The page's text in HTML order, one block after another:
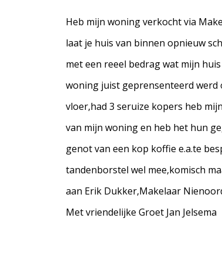
Heb mijn woning verkocht via
laat je huis van binnen opnieuw
met een reeel bedrag wat mijn
woning juist geprensenteerd werd
vloer,had 3 seruize kopers heb
van mijn woning en heb het hun
genot van een kop koffie e.a.te
tandenborstel wel mee,komisch
aan Erik Dukker,Makelaar
Met vriendelijke Groet Jan Jelsema